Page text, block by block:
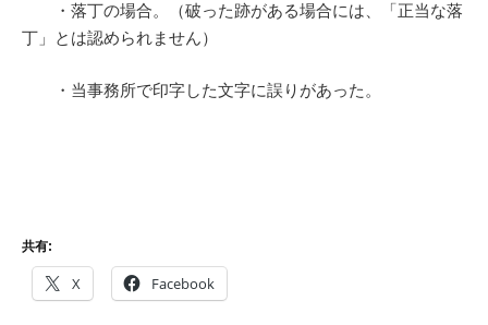
・落丁の場合。（破った跡がある場合には、「正当な落
丁」とは認められません）
・当事務所で印字した文字に誤りがあった。
共有:
X Facebook